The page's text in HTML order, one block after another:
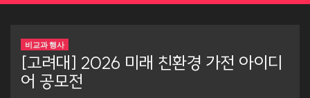
비교과 행사
[고려대] 2026 미래 친환경 가전 아이디
어 공모전